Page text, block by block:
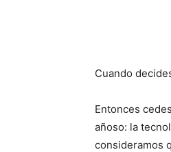
Cuando
Entonces
añoso: la
consideramos